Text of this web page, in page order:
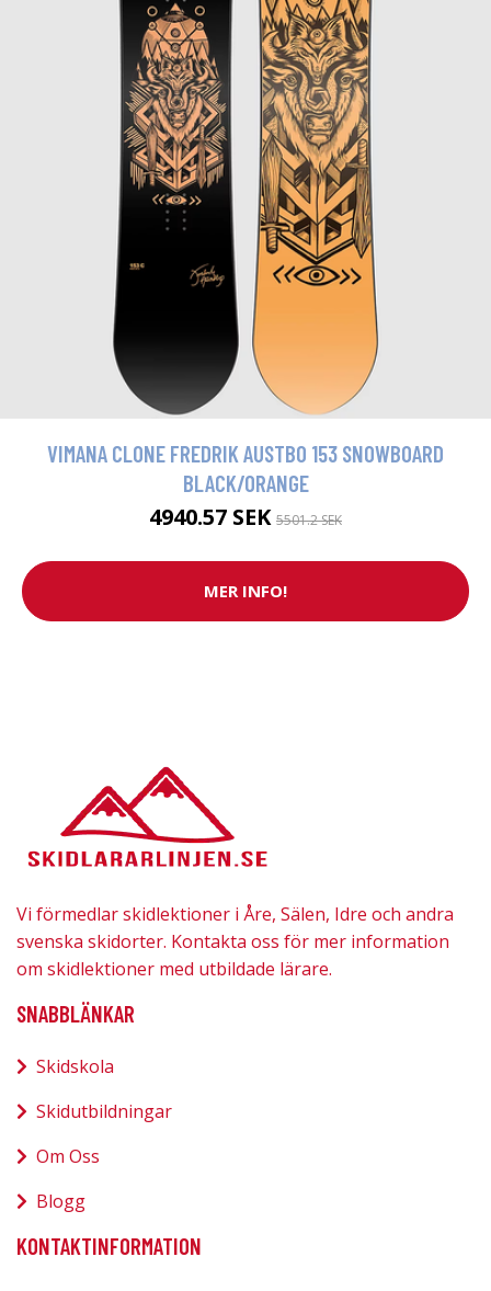
VIMANA CLONE FREDRIK AUSTBO 153 SNOWBOARD
BLACK/ORANGE
4940.57 SEK 5501.2 SEK
MER INFO!
Vi förmedlar skidlektioner i Åre, Sälen, Idre och andra
svenska skidorter. Kontakta oss för mer information
om skidlektioner med utbildade lärare.
SNABBLÄNKAR
Skidskola
Skidutbildningar
Om Oss
Blogg
KONTAKTINFORMATION